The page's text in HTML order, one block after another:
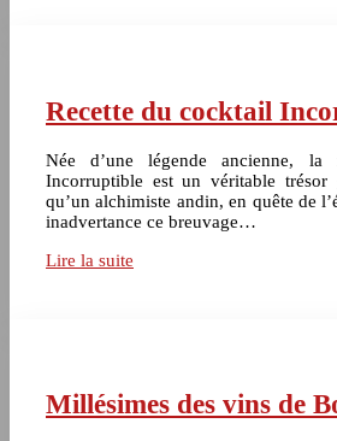
Recette du cocktail
Née d’une légende ancienne, la
Incorruptible est un véritable trésor
qu’un alchimiste andin, en quête de
inadvertance ce breuvage…
Lire la suite
Millésimes des vins de